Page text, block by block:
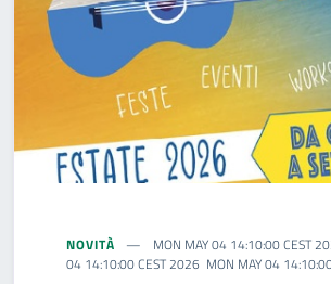
NOVITÀ
MON MAY 04 14:10:00 CEST
04 14:10:00 CEST 2026 MON MAY 04